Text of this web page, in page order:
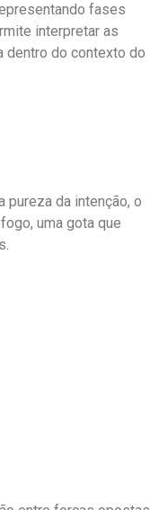
fases
interpretar as
dentro do contexto do
pureza da intenção, o
uma gota que